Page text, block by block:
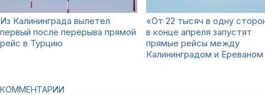
Из Калининграда вылетел
первый после перерыва прямой
рейс в Турцию
«От 22 тысяч в одну
в конце апреля запустят
прямые рейсы между
Калининградом и Ереваном
КОММЕНТАРИИ